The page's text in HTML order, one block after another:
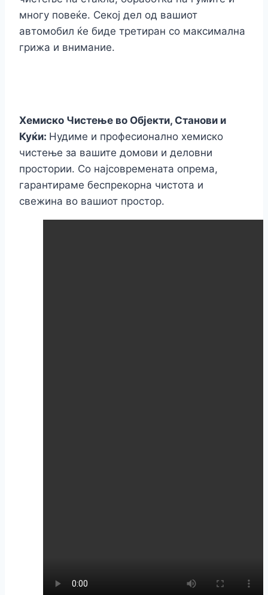
многу повеќе. Секој дел од вашиот
автомобил ќе биде третиран со максимална
грижа и внимание.
Хемиско Чистење во Објекти, Станови и
Куќи: Нудиме и професионално хемиско
чистење за вашите домови и деловни
простории. Со најсовремената опрема,
гарантираме беспрекорна чистота и
свежина во вашиот простор.